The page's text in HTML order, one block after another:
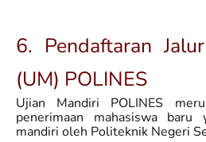
6. Pendaftaran
(UM) POLINES
Ujian Mandiri POLINES
penerimaan mahasiswa baru
mandiri oleh Politeknik Negeri